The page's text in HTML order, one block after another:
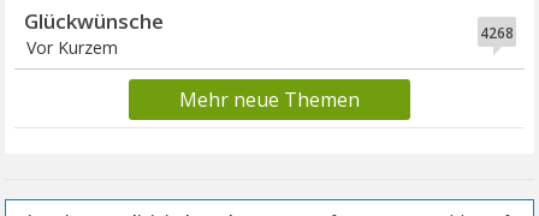
4268
Glückwünsche
Vor Kurzem
Mehr neue Themen